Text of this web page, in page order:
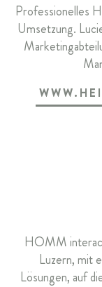
Professionelles
Umsetzung.
HOMM
Luzern, mit
Lösungen, auf